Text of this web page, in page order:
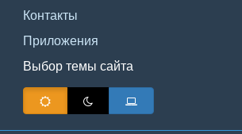
Контакты
Приложения
Выбор темы сайта